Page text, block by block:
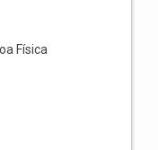
Física